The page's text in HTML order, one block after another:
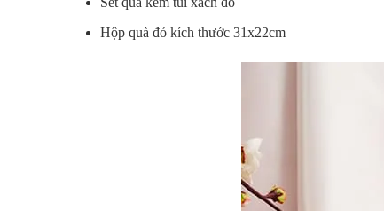
Hộp quà đỏ kích thước 31x22cm